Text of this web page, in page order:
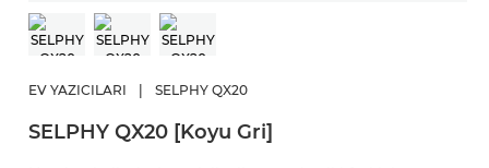
EV YAZICILARI | SELPHY QX20
SELPHY QX20 [Koyu Gri]